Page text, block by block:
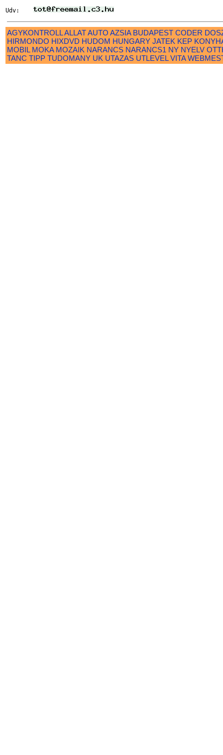
Udv:
AGYKONTROLLALLATAUTO AZSIA BUDAPEST CODER
HIRMONDO HIXDVD HUDOM HUNGARY JATEK KEP
MOBIL MOKA MOZAIK NARANCS NARANCS1 NY NYELV
TANC TIPP TUDOMANY UK UTAZAS UTLEVEL VITA